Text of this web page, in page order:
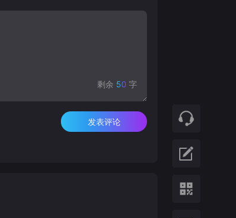
剩余 50 字
发表评论